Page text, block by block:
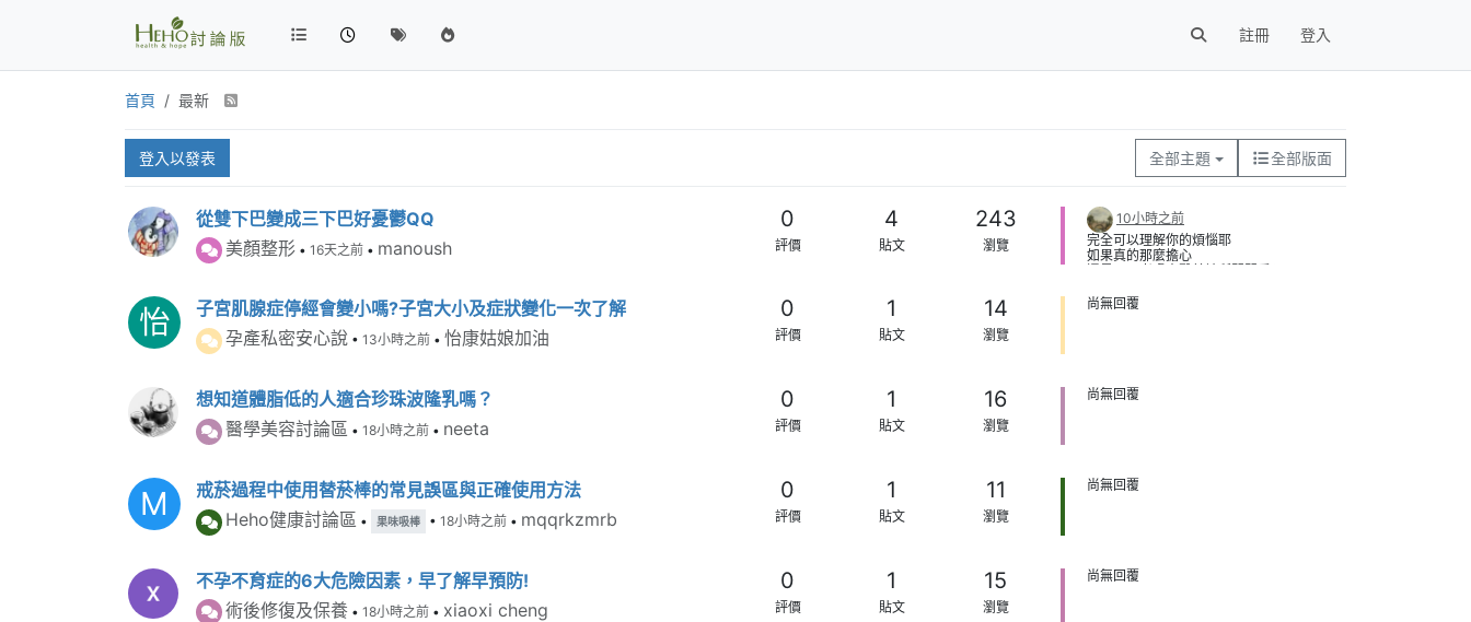
註冊 登入
首頁 最新
登入以發表 全部主題 全部版面
從雙下巴變成三下巴好憂鬱QQ
美顏整形 • 16天之前 • manoush
0
評價
4
貼文
243
瀏覽
10小時之前
完全可以理解你的煩惱耶
如果真的那麼擔心
怡
子宮肌腺症停經會變小嗎?子宮大小及症狀變化一次了解
孕產私密安心說 • 13小時之前 • 怡康姑娘加油
0
評價
1
貼文
14
瀏覽
尚無回覆
想知道體脂低的人適合珍珠波隆乳嗎？
醫學美容討論區 • 18小時之前 • neeta
0
評價
1
貼文
16
瀏覽
尚無回覆
M
戒菸過程中使用替菸棒的常見誤區與正確使用方法
Heho健康討論區 • 果味吸棒 • 18小時之前 • mqqrkzmrb
0
評價
1
貼文
11
瀏覽
尚無回覆
不孕不育症的6大危險因素，早了解早預防!
術後修復及保養 • 18小時之前 • xiaoxi cheng
0
評價
1
貼文
15
瀏覽
尚無回覆